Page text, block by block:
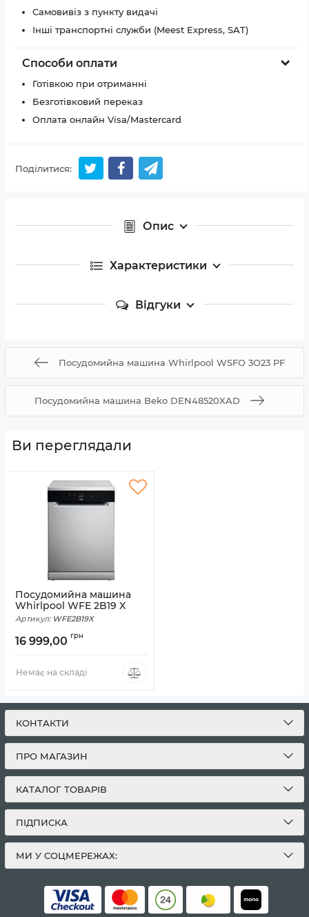
Самовивіз з пункту видачі
Інші транспортні служби (Meest Express, SAT)
Способи оплати
Готівкою при отриманні
Безготівковий переказ
Оплата онлайн Visa/Mastercard
Поділитися:
Опис
Характеристики
Відгуки
Посудомийна машина Whirlpool WSFO 3O23 PF
Посудомийна машина Beko DEN48520XAD
Ви переглядали
Посудомийна машина
Whirlpool WFE 2B19 X
Артикул: WFE2B19X
16 999,00 грн
Немає на складі
КОНТАКТИ
ПРО МАГАЗИН
КАТАЛОГ ТОВАРІВ
ПІДПИСКА
МИ У СОЦМЕРЕЖАХ: